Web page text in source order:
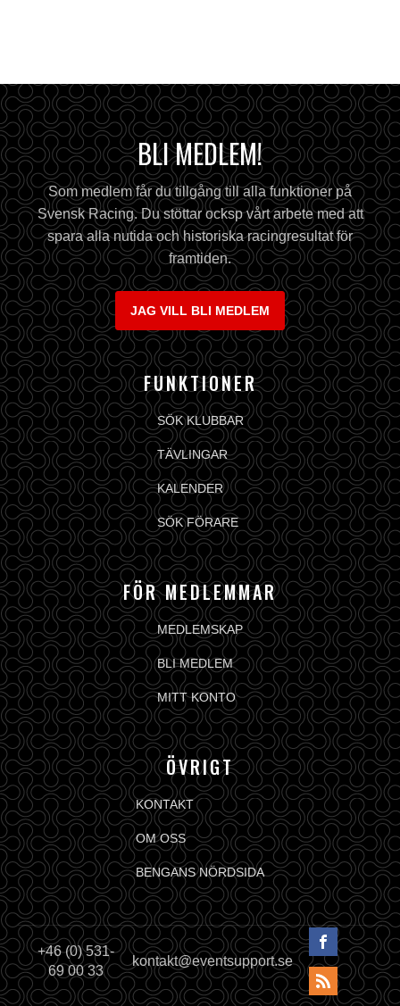
BLI MEDLEM!
Som medlem får du tillgång till alla funktioner på
Svensk Racing. Du stöttar ocksp vårt arbete med att
spara alla nutida och historiska racingresultat för
framtiden.
JAG VILL BLI MEDLEM
FUNKTIONER
SÖK KLUBBAR
TÄVLINGAR
KALENDER
SÖK FÖRARE
FÖR MEDLEMMAR
MEDLEMSKAP
BLI MEDLEM
MITT KONTO
ÖVRIGT
KONTAKT
OM OSS
BENGANS NÖRDSIDA
+46 (0) 531-
69 00 33
kontakt@eventsupport.se